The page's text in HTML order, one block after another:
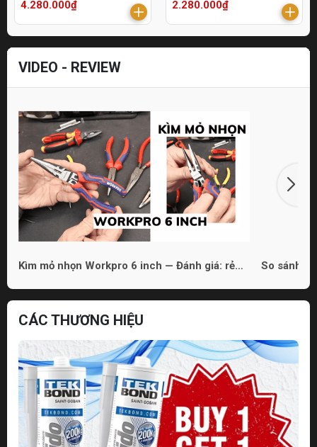
4.280.000₫ 2.280.000₫
VIDEO - REVIEW
Kìm mỏ nhọn Workpro 6 inch — Đánh giá: rẻ
So sánh 3
CÁC THƯƠNG HIỆU